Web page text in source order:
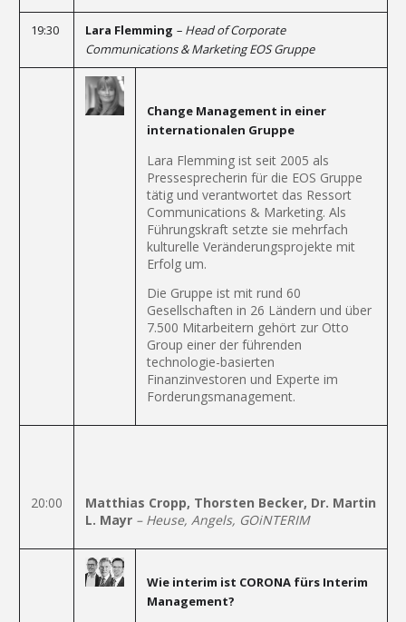
19:30 Lara Flemming – Head of Corporate
Communications & Marketing EOS Gruppe
Change Management in einer
internationalen Gruppe
Lara Flemming ist seit 2005 als
Pressesprecherin für die EOS Gruppe
tätig und verantwortet das Ressort
Communications & Marketing. Als
Führungskraft setzte sie mehrfach
kulturelle Veränderungsprojekte mit
Erfolg um.
Die Gruppe ist mit rund 60
Gesellschaften in 26 Ländern und über
7.500 Mitarbeitern gehört zur Otto
Group einer der führenden
technologie-basierten
Finanzinvestoren und Experte im
Forderungsmanagement.
20:00
Matthias Cropp, Thorsten Becker, Dr. Martin
L. Mayr – Heuse, Angels, GOiNTERIM
Wie interim ist CORONA fürs Interim
Management?